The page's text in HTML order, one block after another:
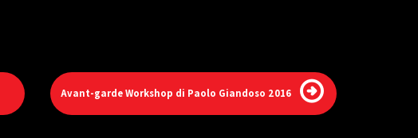
Avant-garde Workshop di Paolo Giandoso 2016